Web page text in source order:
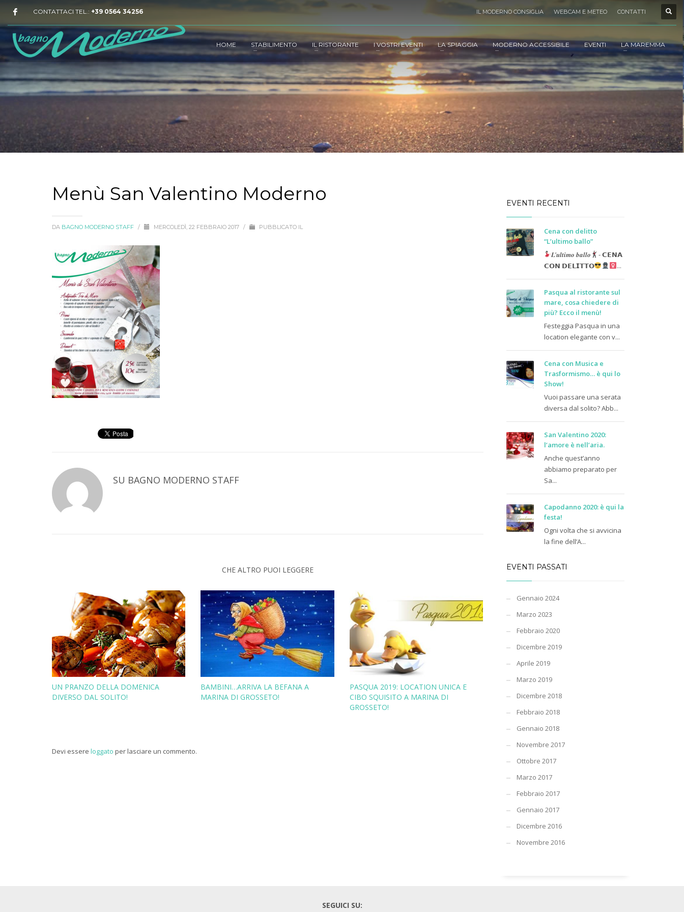
CONTATTACI TEL.: +39 0564 34256 IL MODERNO CONSIGLIA WEBCAM E METEO CONTATTI
HOME STABILIMENTO IL RISTORANTE I VOSTRI EVENTI LA SPIAGGIA MODERNO ACCESSIBILE EVENTI LA MAREMMA
Menù San Valentino Moderno
DA BAGNO MODERNO STAFF / MERCOLEDÌ, 22 FEBBRAIO 2017 / PUBBLICATO IL
SU BAGNO MODERNO STAFF
CHE ALTRO PUOI LEGGERE
UN PRANZO DELLA DOMENICA
DIVERSO DAL SOLITO!
BAMBINI…ARRIVA LA BEFANA A
MARINA DI GROSSETO!
PASQUA 2019: LOCATION UNICA E
CIBO SQUISITO A MARINA DI
GROSSETO!
Devi essere loggato per lasciare un commento.
EVENTI RECENTI
Cena con delitto
“L’ultimo ballo”
𝑳’𝒖𝒍𝒕𝒊𝒎𝒐 𝒃𝒂𝒍𝒍𝒐
- 𝗖𝗘𝗡𝗔
𝗖𝗢𝗡 𝗗𝗘𝗟𝗜𝗧𝗧𝗢
...
Pasqua al ristorante sul
mare, cosa chiedere di
più? Ecco il menù!
Festeggia Pasqua in una
location elegante con v...
Cena con Musica e
Trasformismo… è qui lo
Show!
Vuoi passare una serata
diversa dal solito? Abb...
San Valentino 2020:
l’amore è nell’aria.
Anche quest’anno
abbiamo preparato per
Sa...
Capodanno 2020: è qui la
festa!
Ogni volta che si avvicina
la fine dell’A...
EVENTI PASSATI
Gennaio 2024
Marzo 2023
Febbraio 2020
Dicembre 2019
Aprile 2019
Marzo 2019
Dicembre 2018
Febbraio 2018
Gennaio 2018
Novembre 2017
Ottobre 2017
Marzo 2017
Febbraio 2017
Gennaio 2017
Dicembre 2016
Novembre 2016
SEGUICI SU: